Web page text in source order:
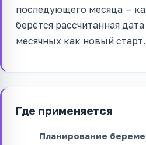
последующего месяца —
берётся рассчитанная
месячных как новый старт.
Где применяется
Планирование